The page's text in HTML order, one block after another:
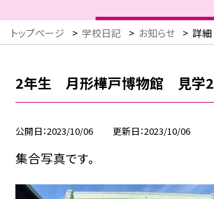
トップページ > 学校日記 > お知らせ > 詳細
2年生 月形樺戸博物館 見学2
公開日 2023/10/06 更新日 2023/10/06
集合写真です。